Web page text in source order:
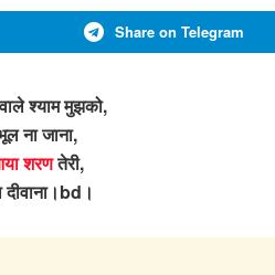
Share on Telegram
श्याम मुझको,
ना जाना,
शरणतेरी,
दीवाना।bd।